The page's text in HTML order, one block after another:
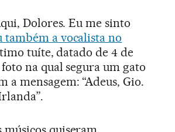
Dolores. Eu me sinto
também a vocalista no
tuíte, datado de 4 de
na qual segura um gato
a mensagem: “Adeus, Gio.